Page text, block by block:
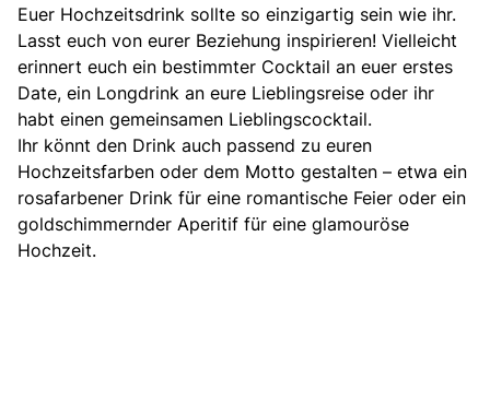
Euer Hochzeitsdrink sollte so einzigartig sein wie ihr.
Lasst euch von eurer Beziehung inspirieren! Vielleicht
erinnert euch ein bestimmter Cocktail an euer erstes
Date, ein Longdrink an eure Lieblingsreise oder ihr
habt einen gemeinsamen Lieblingscocktail.
Ihr könnt den Drink auch passend zu euren
Hochzeitsfarben oder dem Motto gestalten – etwa ein
rosafarbener Drink für eine romantische Feier oder ein
goldschimmernder Aperitif für eine glamouröse
Hochzeit.